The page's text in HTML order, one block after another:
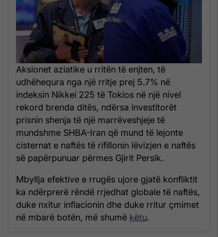
Aksionet aziatike u rritën të enjten, të
udhëhequra nga një rritje prej 5.7% në
indeksin Nikkei 225 të Tokios në një nivel
rekord brenda ditës, ndërsa investitorët
prisnin shenja të një marrëveshjeje të
mundshme SHBA-Iran që mund të lejonte
cisternat e naftës të rifillonin lëvizjen e naftës
së papërpunuar përmes Gjirit Persik.
Mbyllja efektive e rrugës ujore gjatë konfliktit
ka ndërprerë rëndë rrjedhat globale të naftës,
duke nxitur inflacionin dhe duke rritur çmimet
në mbarë botën, më shumë këtu.